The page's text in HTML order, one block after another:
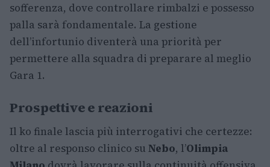
sofferenza, dove controllare rimbalzi e possesso
palla sarà fondamentale. La gestione
dell’infortunio diventerà una priorità per
permettere alla squadra di preparare al meglio
Gara 1.
Prospettive e reazioni
Il ko finale lascia più interrogativi che certezze:
oltre al responso clinico su Nebo, l’Olimpia